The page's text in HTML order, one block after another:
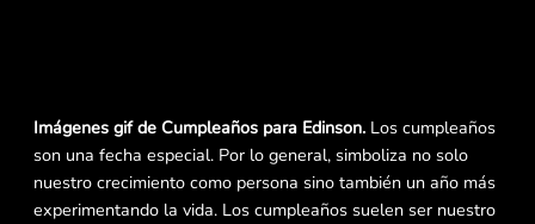
Imágenes gif de Cumpleaños para Edinson. Los cumpleaños
son una fecha especial. Por lo general, simboliza no solo
nuestro crecimiento como persona sino también un año más
experimentando la vida. Los cumpleaños suelen ser nuestro